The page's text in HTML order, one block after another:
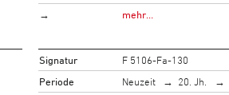
→
mehr…
Signatur
F 5106-Fa-130
Periode
Neuzeit 20. Jh.